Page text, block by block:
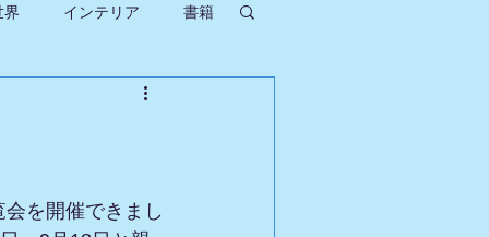
界 インテリア 書籍
を開催できまし